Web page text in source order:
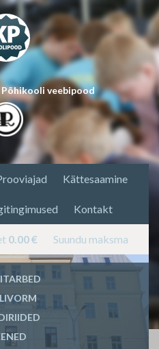
veebipood
Kättesaamine
Kontakt
0.00€ Suundu maksma